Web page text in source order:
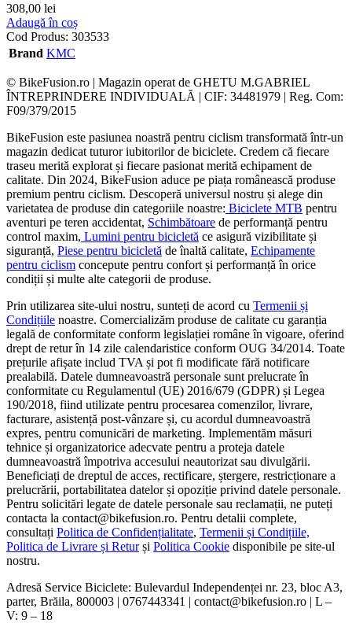
308,00 lei
Adaugă în coș
Cod Produs: 303533
Brand KMC
© BikeFusion.ro | Magazin operat de GHETU M.GABRIEL
ÎNTREPRINDERE INDIVIDUALĂ | CIF: 34481979 | Reg. Com:
F09/379/2015
BikeFusion este pasiunea noastră pentru ciclism transformată într-un
magazin dedicat tuturor iubitorilor de biciclete. Credem că fiecare
traseu merită explorat și fiecare pasionat merită echipament de
calitate. Din 2024, BikeFusion aduce pe piața românească produse
premium pentru ciclism. Descoperă universul nostru și alege din
varietatea de produse din categoriile noastre: Biciclete MTB pentru
aventuri pe teren accidentat, Schimbătoare de performanță pentru
control maxim, Lumini pentru bicicletă ce asigură vizibilitate și
siguranță, Piese pentru bicicletă de înaltă calitate, Echipamente
pentru ciclism concepute pentru confort și performanță în orice
condiții și multe alte categorii de produse.
Prin utilizarea site-ului nostru, sunteți de acord cu Termenii și
Condițiile noastre. Comercializăm produse de calitate cu garanția
legală de conformitate conform legislației române în vigoare, oferind
drept de retur în 14 zile calendaristice conform OUG 34/2014. Toate
prețurile afișate includ TVA și pot fi modificate fără notificare
prealabilă. Datele dumneavoastră personale sunt prelucrate în
conformitate cu Regulamentul (UE) 2016/679 (GDPR) și Legea
190/2018, fiind utilizate pentru procesarea comenzilor, livrare,
facturare, asistență post-vânzare și, cu acordul dumneavoastră
expres, pentru comunicări de marketing. Implementăm măsuri
tehnice și organizatorice adecvate pentru a proteja datele
dumneavoastră împotriva accesului neautorizat sau divulgării.
Beneficiați de dreptul de acces, rectificare, ștergere, restricționare a
prelucrării, portabilitatea datelor și opoziție privind datele personale.
Pentru solicitări legate de datele personale sau reclamații, ne puteți
contacta la contact@bikefusion.ro. Pentru detalii complete,
consultați Politica de Confidențialitate, Termenii și Condițiile,
Politica de Livrare și Returși Politica Cookie disponibile pe site-ul
nostru.
Adresă Service Biciclete: Bulevardul Independenței nr. 23, bloc A3,
parter, Brăila, 800003 | 0767443341 | contact@bikefusion.ro | L –
V: 9 – 18